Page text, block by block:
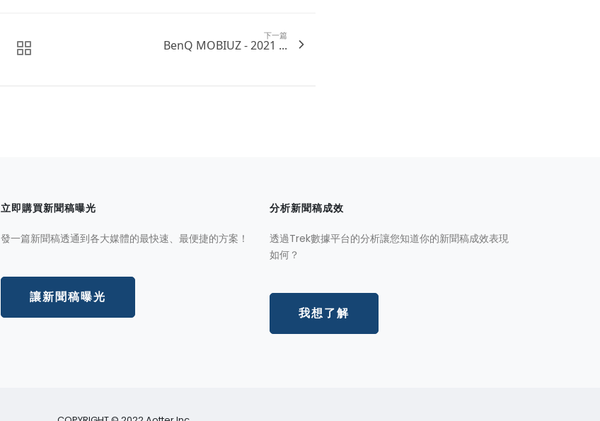
下一篇
BenQ MOBIUZ - 2021 ...
立即購買新聞稿曝光
發一篇新聞稿透通到各大媒體的最快速、最便捷的方案！
讓新聞稿曝光
分析新聞稿成效
透過Trek數據平台的分析讓您知道你的新聞稿成效表現
如何？
我想了解